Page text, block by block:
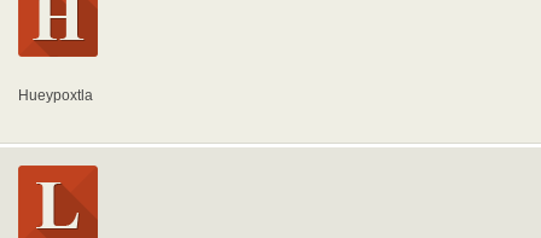
Hueypoxtla